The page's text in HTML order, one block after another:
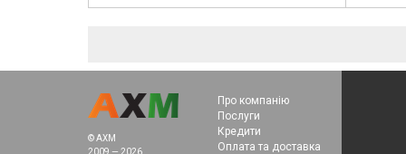
© AXM
2009 — 2026
Про компанію
Послуги
Кредити
Оплата та доставка